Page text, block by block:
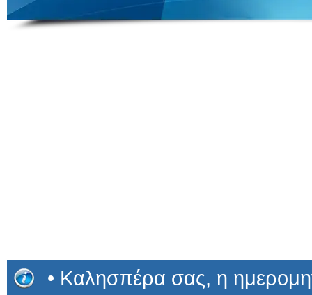
• Καλησπέρα σας, η